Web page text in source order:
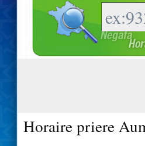
Horaire priere